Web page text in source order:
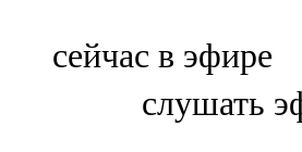
Болгар
сейчас в эфире
слушать